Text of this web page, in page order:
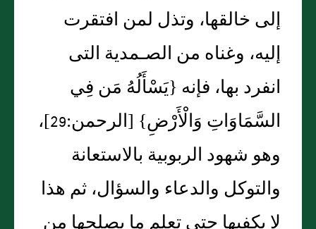
إلى خالقها، وتذل لمن افتقرت
إليه، وغناه من الصـمدية التى
انفرد بها، فإنه ‏{‏يَسْأَلُهُ مَن فِي
السَّمَاوَاتِ وَالْأَرْضِ‏}‏ ‏[‏الرحمن‏:‏29‏]‏،
وهو شهود الربوبية بالاستعانة
والتوكل والدعاء والسؤال، ثم هذا